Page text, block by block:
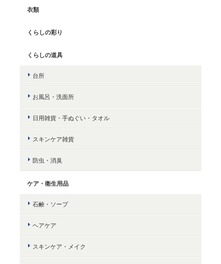
衣類
くらしの彩り
くらしの道具
台所
お風呂・洗面所
日用雑貨・手ぬぐい・タオル
スキンケア雑貨
防虫・消臭
ケア・衛生用品
石鹸・ソープ
ヘアケア
スキンケア・メイク